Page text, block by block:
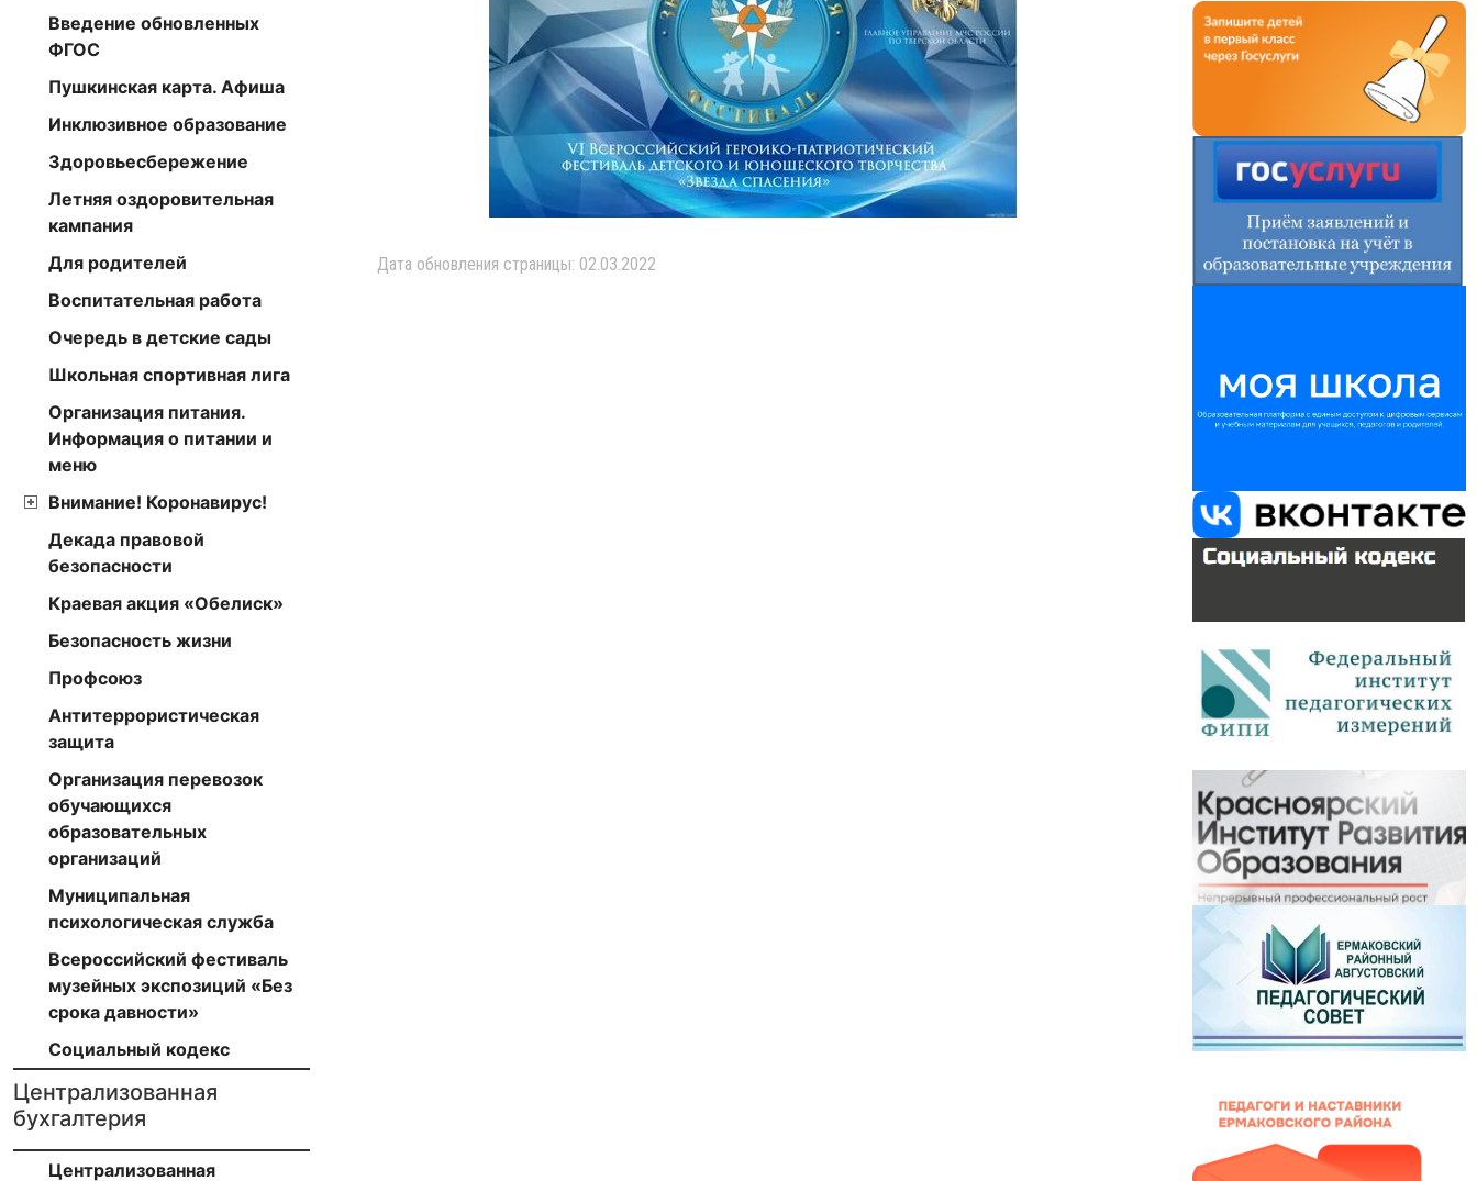
Введение обновленных
ФГОС
Пушкинская карта. Афиша
Инклюзивное образование
Здоровьесбережение
Летняя оздоровительная
кампания
Для родителей
Воспитательная работа
Очередь в детские сады
Школьная спортивная лига
Организация питания.
Информация о питании и
меню
Внимание! Коронавирус!
Декада правовой
безопасности
Краевая акция «Обелиск»
Безопасность жизни
Профсоюз
Антитеррористическая
защита
Организация перевозок
обучающихся
образовательных
организаций
Муниципальная
психологическая служба
Всероссийский фестиваль
музейных экспозиций «Без
срока давности»
Социальный кодекс
Централизованная
бухгалтерия
Централизованная
Дата обновления страницы: 02.03.2022